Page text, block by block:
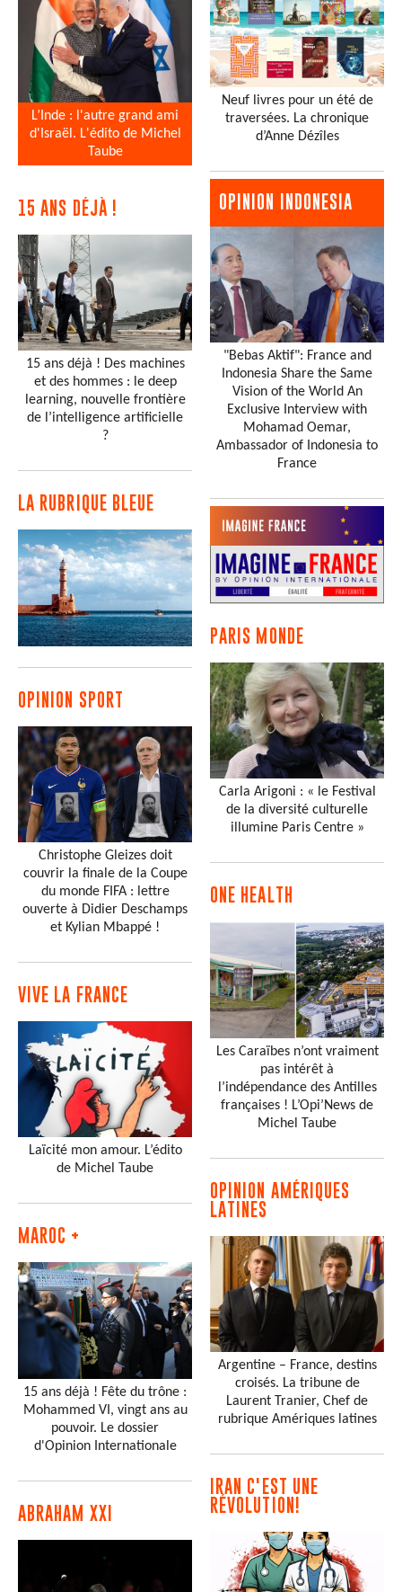
L’Inde : l'autre grand ami
d'Israël. L'édito de Michel
Taube
15 ANS DÉJÀ !
15 ans déjà ! Des machines
et des hommes : le deep
learning, nouvelle frontière
de l’intelligence artificielle
?
LA RUBRIQUE BLEUE
OPINION SPORT
Christophe Gleizes doit
couvrir la finale de la Coupe
du monde FIFA : lettre
ouverte à Didier Deschamps
et Kylian Mbappé !
VIVE LA FRANCE
Laïcité mon amour. L’édito
de Michel Taube
MAROC +
15 ans déjà ! Fête du trône :
Mohammed VI, vingt ans au
pouvoir. Le dossier
d'Opinion Internationale
ABRAHAM XXI
Neuf livres pour un été de
traversées. La chronique
d’Anne Dézîles
OPINION INDONESIA
"Bebas Aktif": France and
Indonesia Share the Same
Vision of the World An
Exclusive Interview with
Mohamad Oemar,
Ambassador of Indonesia to
France
PARIS MONDE
Carla Arigoni : « le Festival
de la diversité culturelle
illumine Paris Centre »
ONE HEALTH
Les Caraïbes n’ont vraiment
pas intérêt à
l’indépendance des Antilles
françaises ! L’Opi’News de
Michel Taube
OPINION AMÉRIQUES
LATINES
Argentine – France, destins
croisés. La tribune de
Laurent Tranier, Chef de
rubrique Amériques latines
IRAN C'EST UNE
RÉVOLUTION!